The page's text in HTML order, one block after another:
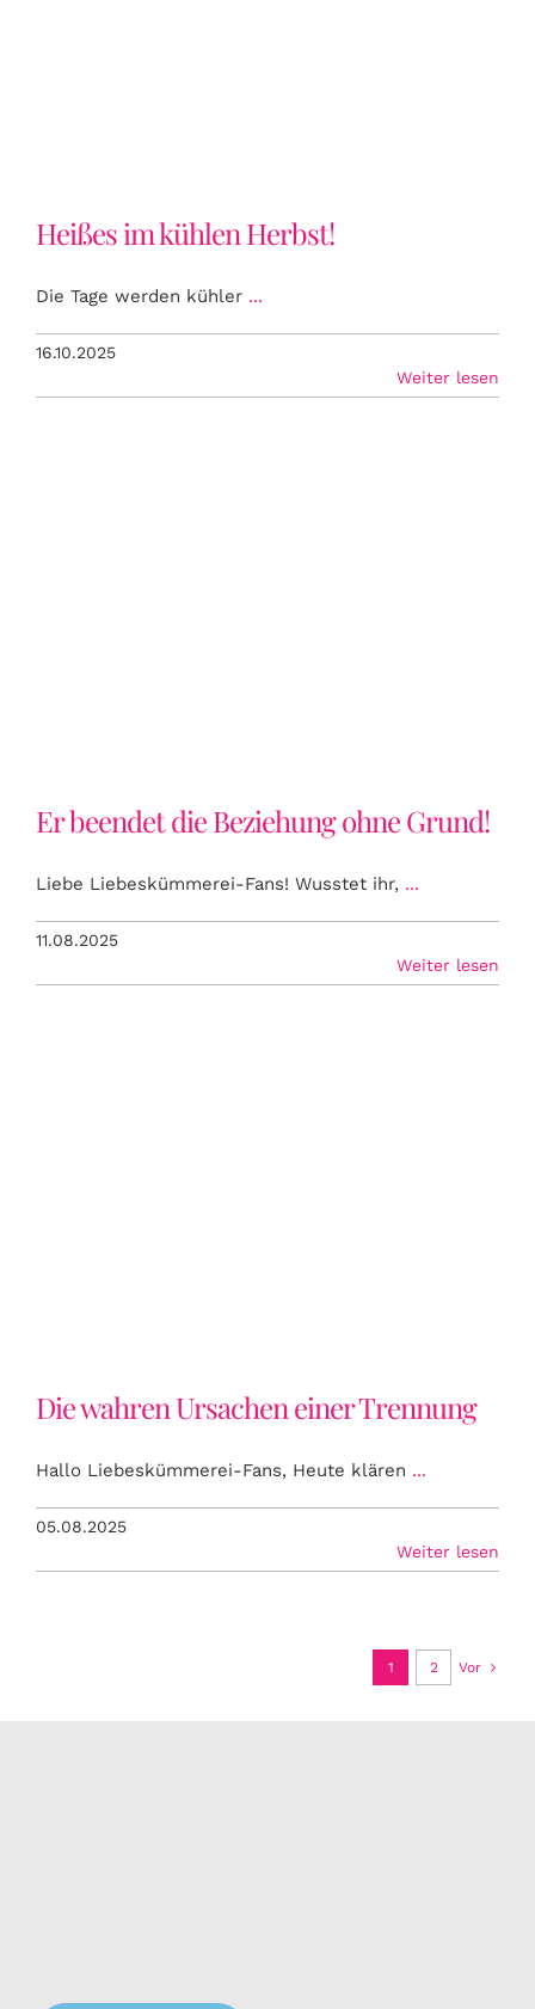
Heißes im kühlen Herbst!
Die Tage werden kühler ...
16.10.2025
Weiter lesen
Er beendet die Beziehung ohne Grund!
Liebe Liebeskümmerei-Fans! Wusstet ihr, ...
11.08.2025
Weiter lesen
Die wahren Ursachen einer Trennung
Hallo Liebeskümmerei-Fans, Heute klären ...
05.08.2025
Weiter lesen
1 2 Vor